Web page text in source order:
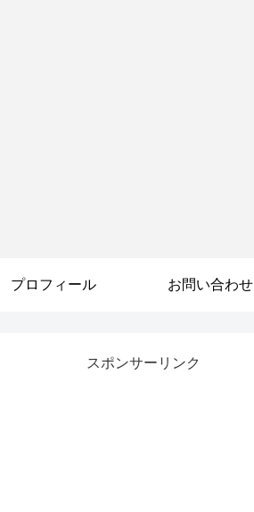
プロフィール お問い合わせ
スポンサーリンク